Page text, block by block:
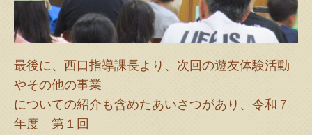
最後に、西口指導課長より、次回の遊友体験活動
やその他の事業
についての紹介も含めたあいさつがあり、令和７
年度 第１回